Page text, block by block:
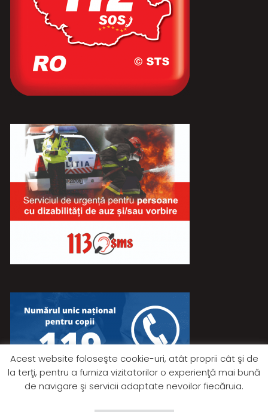
Acest website foloseşte cookie-uri, atât proprii cât şi de
la terţi, pentru a furniza vizitatorilor o experienţă mai bună
de navigare şi servicii adaptate nevoilor fiecăruia.